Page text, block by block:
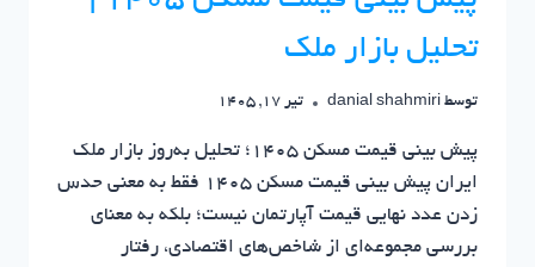
تحلیل بازار ملک
توسط danial shahmiri تیر 17, 1405
پیش بینی قیمت مسکن ۱۴۰۵؛ تحلیل به‌روز بازار ملک
ایران پیش بینی قیمت مسکن ۱۴۰۵ فقط به معنی حدس
زدن عدد نهایی قیمت آپارتمان نیست؛ بلکه به معنای
بررسی مجموعه‌ای از شاخص‌های اقتصادی، رفتار